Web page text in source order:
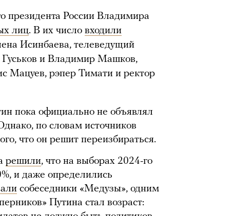
президента России Владимира
лиц. В их число входили
Исинбаева, телеведущий
и Владимир Машков,
Мацуев, рэпер Тимати и ректор
пока официально не объявлял
по словам источников
что он решит переизбираться.
решили, что на выборах 2024-го
и даже определились
собеседники «Медузы», одним
Путина стал возраст: